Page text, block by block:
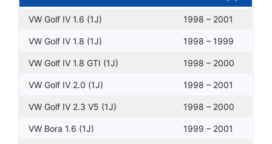
VW Golf IV 1.6 (1J) 1998 – 2001
VW Golf IV 1.8 (1J) 1998 – 1999
VW Golf IV 1.8 GTI (1J) 1998 – 2000
VW Golf IV 2.0 (1J) 1998 – 2001
VW Golf IV 2.3 V5 (1J) 1998 – 2000
VW Bora 1.6 (1J) 1999 – 2001